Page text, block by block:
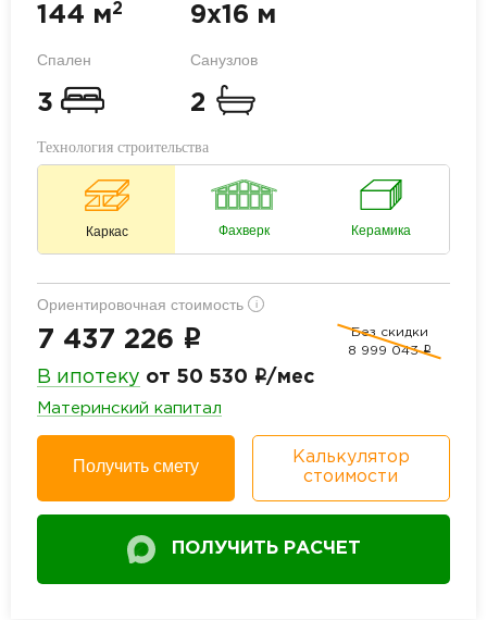
144 м2 9x16 м
Спален
3
Санузлов
2
Технология строительства
Каркас Фахверк Керамика
Ориентировочная стоимость i
7 437 226 i
Без скидки
8 999 043 i
В ипотеку от 50 530 i/мес
Материнский капитал
Получить смету
Калькулятор
стоимости
ПОЛУЧИТЬ РАСЧЕТ